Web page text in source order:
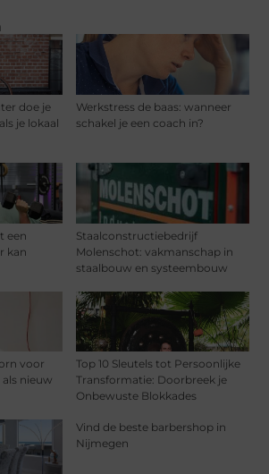
doe je
je lokaal
Werkstress de baas: wanneer
schakel je een coach in?
een
kan
Staalconstructiebedrijf
Molenschot: vakmanschap in
staalbouw en systeembouw
voor
nieuw
Top 10 Sleutels tot Persoonlijke
Transformatie: Doorbreek je
Onbewuste Blokkades
Vind de beste barbershop in
Nijmegen